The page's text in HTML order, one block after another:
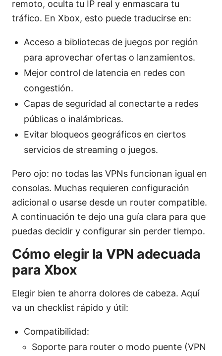
remoto, oculta tu IP real y enmascara tu
tráfico. En Xbox, esto puede traducirse en:
Acceso a bibliotecas de juegos por región
para aprovechar ofertas o lanzamientos.
Mejor control de latencia en redes con
congestión.
Capas de seguridad al conectarte a redes
públicas o inalámbricas.
Evitar bloqueos geográficos en ciertos
servicios de streaming o juegos.
Pero ojo: no todas las VPNs funcionan igual en
consolas. Muchas requieren configuración
adicional o usarse desde un router compatible.
A continuación te dejo una guía clara para que
puedas decidir y configurar sin perder tiempo.
Cómo elegir la VPN adecuada
para Xbox
Elegir bien te ahorra dolores de cabeza. Aquí
va un checklist rápido y útil:
Compatibilidad:
Soporte para router o modo puente (VPN